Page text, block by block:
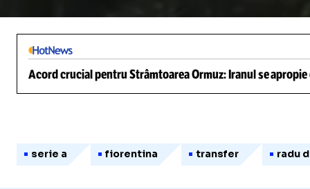
Acord crucial pentru Strâmtoarea Ormuz: Iranul se
serie a fiorentina transfer radu